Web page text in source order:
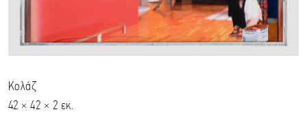
Κολάζ
42 × 42 × 2 εκ.